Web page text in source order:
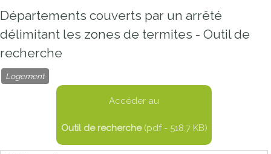
Départements couverts par un arrêté
délimitant les zones de termites - Outil de
recherche
Logement
Accéder au
Outil de recherche(pdf - 518.7 KB)